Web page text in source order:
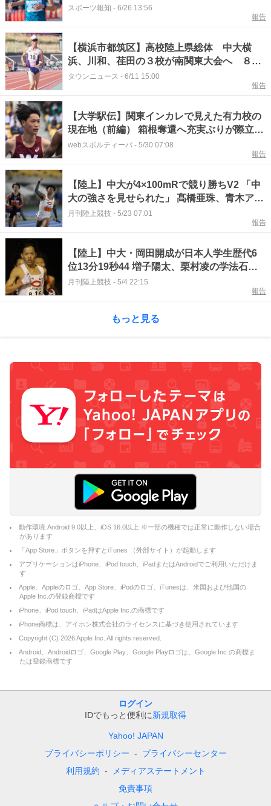
合、中止やレース短縮も
スポーツ報知 - 6/26 13:56
報告
【横浜市都筑区】高校陸上県総体 中大横
浜、川和、荏田の３校が南関東大会へ ８種
目で目指す高校総体
タウンニュース - 6/11 15:00
報告
【大学駅伝】関東インカレで見えた有力校の
現在地（前編） 箱根奪還へ充実ぶりが際立つ
早大に、中大と順大も好調をキープ
webスポルティーバ - 5/30 07:08
報告
【陸上】中大が4×100mRで競り勝ちV2 「中
大の強さを見せられた」 髙橋亜珠、青木アリ
エがV3／関東IC
月刊陸上競技 - 5/23 07:01
報告
【陸上】中大・岡田開成が日本人学生歴代6
位13分19秒44 増子陽太、栗村凌の学法石川
高OB勢がU20日本新！／GGのべおか
月刊陸上競技 - 5/4 22:15
報告
もっと見る
動作環境 Android 9.0以上、iOS 16.0以上 ※一部の機種では正常に動作しない場合
があります
「App Store」ボタンを押すとiTunes （外部サイト）が起動します
アプリケーションはiPhone、iPod touch、iPadまたはAndroidでご利用いただけま
す
Apple、Appleのロゴ、App Store、iPodのロゴ、iTunesは、米国および他国の
Apple Inc.の登録商標です
iPhone、iPod touch、iPadはApple Inc.の商標です
iPhone商標は、アイホン株式会社のライセンスに基づき使用されています
Copyright (C) 2026Apple Inc. All rights reserved.
Android、Androidロゴ、Google Play、Google Playロゴは、Google Inc.の商標ま
たは登録商標です
ログイン
IDでもっと便利に新規取得
Yahoo! JAPAN
プライバシーポリシー
プライバシーセンター
利用規約
メディアステートメント
免責事項